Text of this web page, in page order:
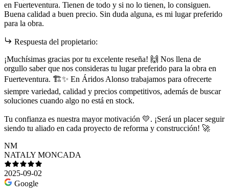
en Fuerteventura. Tienen de todo y si no lo tienen, lo consiguen.
Buena calidad a buen precio. Sin duda alguna, es mi lugar preferido
para la obra.
Respuesta del propietario:
¡Muchísimas gracias por tu excelente reseña! 🙌 Nos llena de
orgullo saber que nos consideras tu lugar preferido para la obra en
Fuerteventura. 🏗️✨ En Áridos Alonso trabajamos para ofrecerte
siempre variedad, calidad y precios competitivos, además de buscar
soluciones cuando algo no está en stock.
Tu confianza es nuestra mayor motivación 💛. ¡Será un placer seguir
siendo tu aliado en cada proyecto de reforma y construcción! 🚀
NM
NATALY MONCADA
2025-09-02
Google